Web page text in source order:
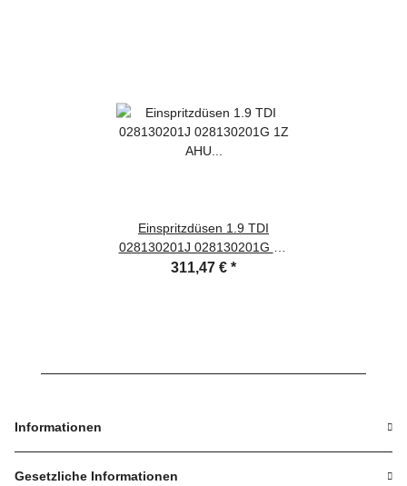
Einspritzdüsen 1.9 TDI
028130201J 028130201G 1Z
AHU - Ihre Einspritzdüsen
311,47 € *
Informationen
Gesetzliche Informationen